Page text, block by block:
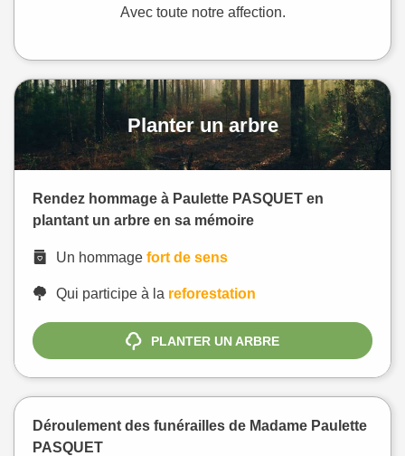
Avec toute notre affection.
Planter un arbre
Rendez hommage à Paulette PASQUET en
plantant un arbre en sa mémoire
Un hommage fort de sens
Qui participe à la reforestation
PLANTER UN ARBRE
Déroulement des funérailles de Madame Paulette
PASQUET